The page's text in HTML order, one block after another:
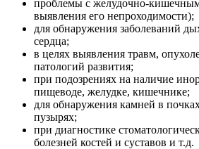
проблемы с желудочно-
выявления его непроходимости);
для обнаружения заболеваний
сердца;
в целях выявления травм,
патологий развития;
при подозрениях на наличие
пищеводе, желудке, кишечнике;
для обнаружения камней в
пузырях;
при диагностике
болезней костей и суставов и т.д.